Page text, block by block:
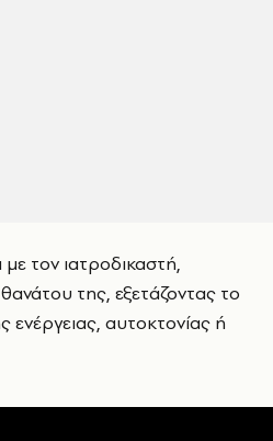
τον ιατροδικαστή,
της, εξετάζοντας το
ενέργειας, αυτοκτονίας ή